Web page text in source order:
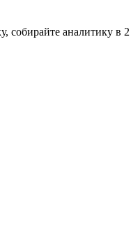
собирайте аналитику в